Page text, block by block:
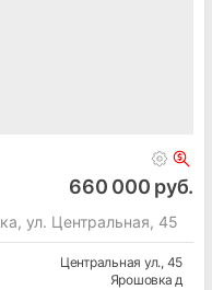
660 000 руб.
ул. Центральная, 45
Центральная ул., 45
Ярошовка д